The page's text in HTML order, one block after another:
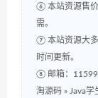
⑥ 本站资源售
需。
⑦ 本站资源大
时间更新。
⑧ 邮箱：
淘源码 » Java